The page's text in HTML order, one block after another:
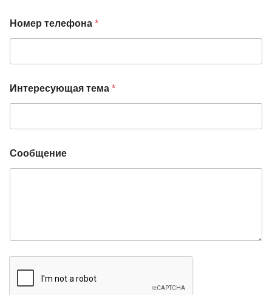
Номер телефона *
Интересующая тема *
Сообщение